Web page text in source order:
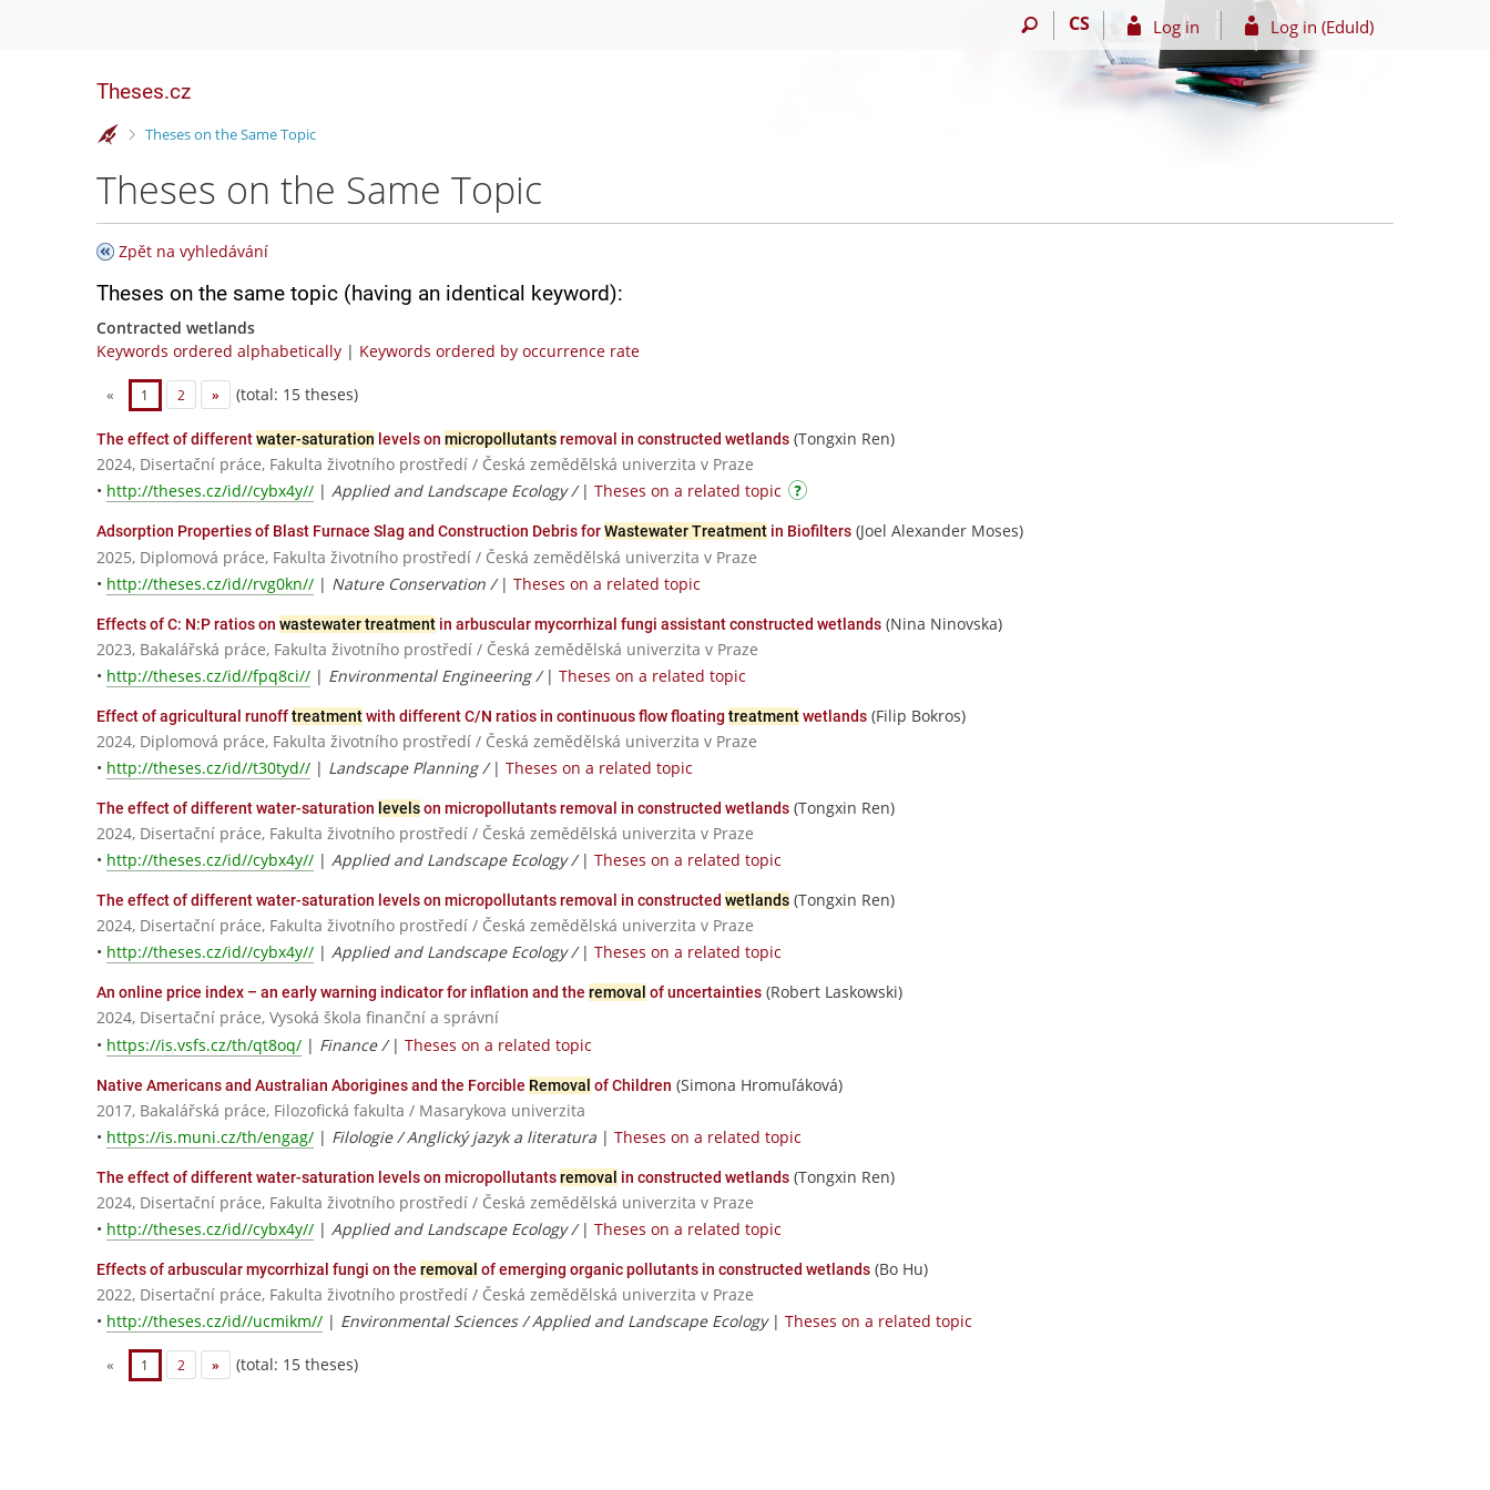
CS Log in Log in (EduId)
Theses.cz
>
Theses on the Same Topic
Theses on the Same Topic
Zpět na vyhledávání
Theses on the same topic (having an identical keyword):
Contracted wetlands
Keywords ordered alphabetically | Keywords ordered by occurrence rate
« 1 2 » (total: 15 theses)
The effect of differentwater-saturation levels on micropollutantsremoval in constructed wetlands (Tongxin Ren)
2024, Disertační práce, Fakulta životního prostředí / Česká zemědělská univerzita v Praze
• http://theses.cz/id//cybx4y// | Applied and Landscape Ecology / | Theses on a related topic
Adsorption Properties of Blast Furnace Slag and Construction Debris forWastewater Treatment in Biofilters (Joel Alexander Moses)
2025, Diplomová práce, Fakulta životního prostředí / Česká zemědělská univerzita v Praze
• http://theses.cz/id//rvg0kn// | Nature Conservation / | Theses on a related topic
Effects of C: N:P ratios on wastewater treatment in arbuscular mycorrhizal fungi assistant constructed wetlands (Nina Ninovska)
2023, Bakalářská práce, Fakulta životního prostředí / Česká zemědělská univerzita v Praze
• http://theses.cz/id//fpq8ci// | Environmental Engineering / | Theses on a related topic
Effect of agricultural runofftreatmentwith different C/N ratios in continuous flow floating treatmentwetlands (Filip Bokros)
2024, Diplomová práce, Fakulta životního prostředí / Česká zemědělská univerzita v Praze
• http://theses.cz/id//t30tyd// | Landscape Planning / | Theses on a related topic
The effect of different water-saturation levelson micropollutants removal in constructed wetlands (Tongxin Ren)
2024, Disertační práce, Fakulta životního prostředí / Česká zemědělská univerzita v Praze
• http://theses.cz/id//cybx4y// | Applied and Landscape Ecology / | Theses on a related topic
The effect of different water-saturation levels on micropollutants removal in constructed wetlands (Tongxin Ren)
2024, Disertační práce, Fakulta životního prostředí / Česká zemědělská univerzita v Praze
• http://theses.cz/id//cybx4y// | Applied and Landscape Ecology / | Theses on a related topic
An online price index – an early warning indicator for inflation and the removal of uncertainties (Robert Laskowski)
2024, Disertační práce, Vysoká škola finanční a správní
• https://is.vsfs.cz/th/qt8oq/ | Finance / | Theses on a related topic
Native Americans and Australian Aborigines and the Forcible Removal of Children (Simona Hromuľáková)
2017, Bakalářská práce, Filozofická fakulta / Masarykova univerzita
• https://is.muni.cz/th/engag/ | Filologie / Anglický jazyk a literatura | Theses on a related topic
The effect of different water-saturation levels on micropollutantsremoval in constructed wetlands (Tongxin Ren)
2024, Disertační práce, Fakulta životního prostředí / Česká zemědělská univerzita v Praze
• http://theses.cz/id//cybx4y// | Applied and Landscape Ecology / | Theses on a related topic
Effects of arbuscular mycorrhizal fungi on the removal of emerging organic pollutants in constructed wetlands (Bo Hu)
2022, Disertační práce, Fakulta životního prostředí / Česká zemědělská univerzita v Praze
• http://theses.cz/id//ucmikm// | Environmental Sciences / Applied and Landscape Ecology| Theses on a related topic
« 1 2 » (total: 15 theses)